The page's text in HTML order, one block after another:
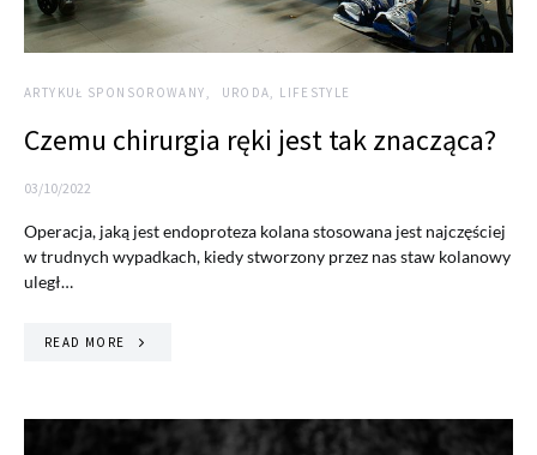
ARTYKUŁ SPONSOROWANY URODA, LIFESTYLE
Czemu chirurgia ręki jest tak znacząca?
03/10/2022
Operacja, jaką jest endoproteza kolana stosowana jest najczęściej
w trudnych wypadkach, kiedy stworzony przez nas staw kolanowy
uległ…
READ MORE